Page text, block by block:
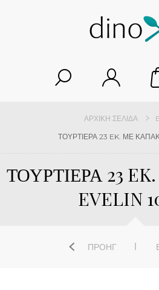
ΑΡΧΙΚΉ ΣΕΛΊΔΑ
ΤΟΥΡΤΙΕΡΑ 23 EK. ΜΕ
ΤΟΥΡΤΙΕΡΑ 23
EVELIN
ΠΡΟΗΓ